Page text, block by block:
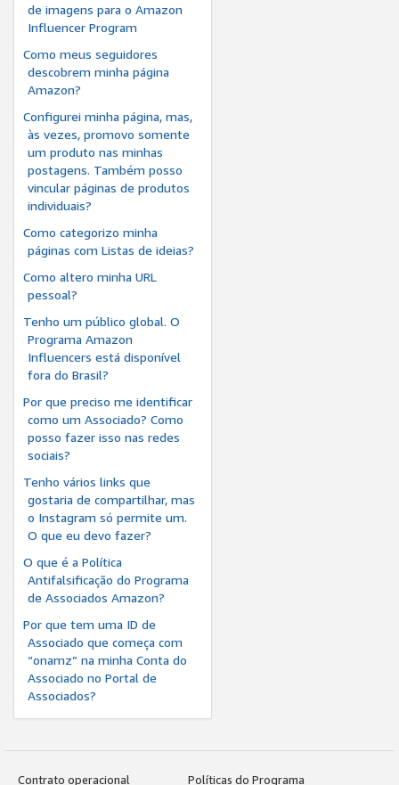
de imagens para o Amazon
Influencer Program
Como meus seguidores
descobrem minha página
Amazon?
Configurei minha página, mas,
às vezes, promovo somente
um produto nas minhas
postagens. Também posso
vincular páginas de produtos
individuais?
Como categorizo minha
páginas com Listas de ideias?
Como altero minha URL
pessoal?
Tenho um público global. O
Programa Amazon
Influencers está disponível
fora do Brasil?
Por que preciso me identificar
como um Associado? Como
posso fazer isso nas redes
sociais?
Tenho vários links que
gostaria de compartilhar, mas
o Instagram só permite um.
O que eu devo fazer?
O que é a Política
Antifalsificação do Programa
de Associados Amazon?
Por que tem uma ID de
Associado que começa com
“onamz” na minha Conta do
Associado no Portal de
Associados?
Contrato operacional Políticas do Programa